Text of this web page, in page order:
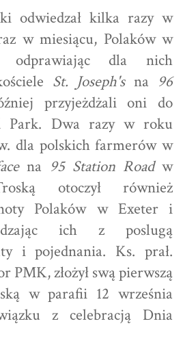
odwiedzał kilka razy w
w miesiącu, Polaków w
odprawiając dla nich
St. Joseph'sna 96
przyjeżdżali oni do
Park. Dwa razy w roku
dla polskich farmerów w
na 95 Station Roadw
otoczył również
Polaków w Exeter i
ich z poslugą
i pojednania. Ks. prał.
PMK, złożył swą pierwszą
w parafii 12 września
z celebracją Dnia